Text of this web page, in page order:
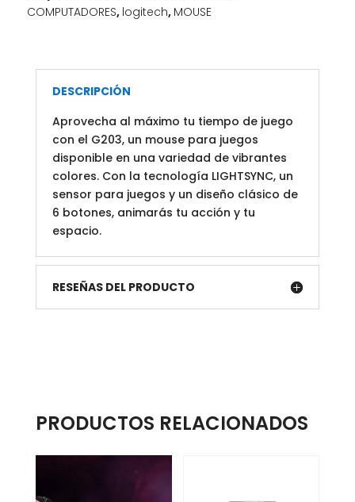
COMPUTADORES, logitech, MOUSE
DESCRIPCIÓN
Aprovecha al máximo tu tiempo de juego
con el G203, un mouse para juegos
disponible en una variedad de vibrantes
colores. Con la tecnología LIGHTSYNC, un
sensor para juegos y un diseño clásico de
6 botones, animarás tu acción y tu
espacio.
RESEÑAS DEL PRODUCTO
PRODUCTOS RELACIONADOS